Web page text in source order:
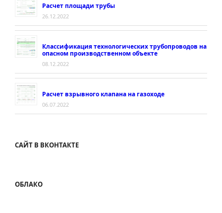
Расчет площади трубы
26.12.2022
Классификация технологических трубопроводов на
опасном производственном объекте
08.12.2022
Расчет взрывного клапана на газоходе
06.07.2022
САЙТ В ВКОНТАКТЕ
ОБЛАКО